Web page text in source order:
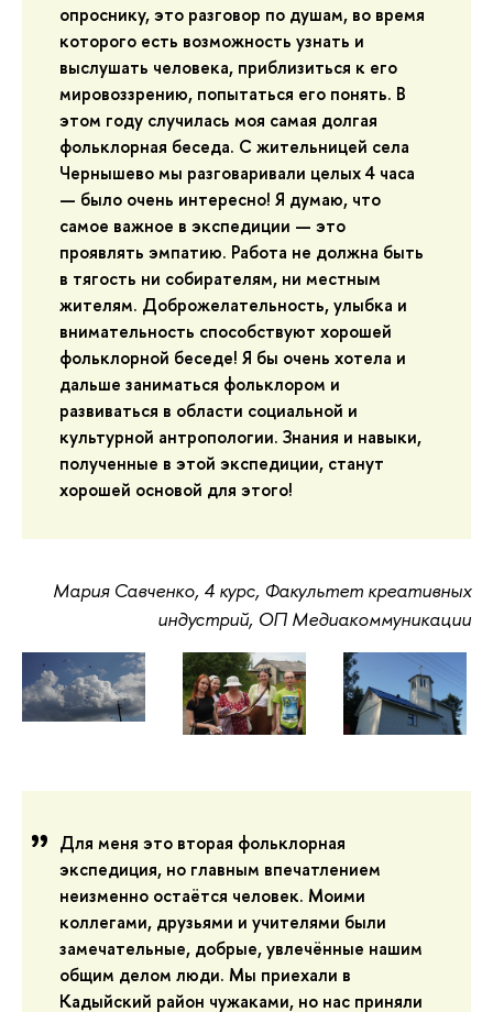
опроснику, это разговор по душам, во время
которого есть возможность узнать и
выслушать человека, приблизиться к его
мировоззрению, попытаться его понять. В
этом году случилась моя самая долгая
фольклорная беседа. С жительницей села
Чернышево мы разговаривали целых 4 часа
— было очень интересно! Я думаю, что
самое важное в экспедиции — это
проявлять эмпатию. Работа не должна быть
в тягость ни собирателям, ни местным
жителям. Доброжелательность, улыбка и
внимательность способствуют хорошей
фольклорной беседе! Я бы очень хотела и
дальше заниматься фольклором и
развиваться в области социальной и
культурной антропологии. Знания и навыки,
полученные в этой экспедиции, станут
хорошей основой для этого!
Мария Савченко, 4 курс, Факультет креативных
индустрий, ОП Медиакоммуникации
Для меня это вторая фольклорная
экспедиция, но главным впечатлением
неизменно остаётся человек. Моими
коллегами, друзьями и учителями были
замечательные, добрые, увлечённые нашим
общим делом люди. Мы приехали в
Кадыйский район чужаками, но нас приняли